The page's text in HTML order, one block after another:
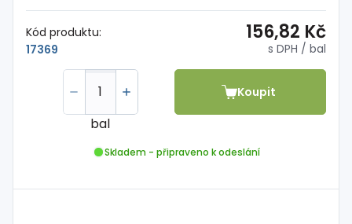
Kód produktu:
17369
156,82 Kč
s DPH / bal
bal
Koupit
Skladem - připraveno k odeslání